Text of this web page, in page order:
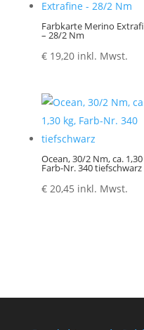
Farbkarte Merino
– 28/2 Nm
€19,20 inkl. Mwst.
Ocean, 30/2 Nm, ca.
Farb-Nr. 340 tiefschwarz
€20,45 inkl. Mwst.